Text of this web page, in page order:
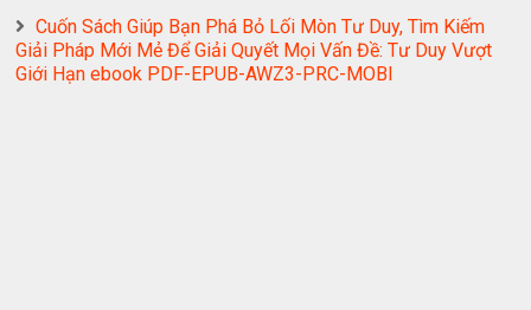
Cuốn Sách Giúp Bạn Phá Bỏ Lối Mòn Tư Duy, Tìm Kiếm
Giải Pháp Mới Mẻ Để Giải Quyết Mọi Vấn Đề: Tư Duy Vượt
Giới Hạn ebook PDF-EPUB-AWZ3-PRC-MOBI